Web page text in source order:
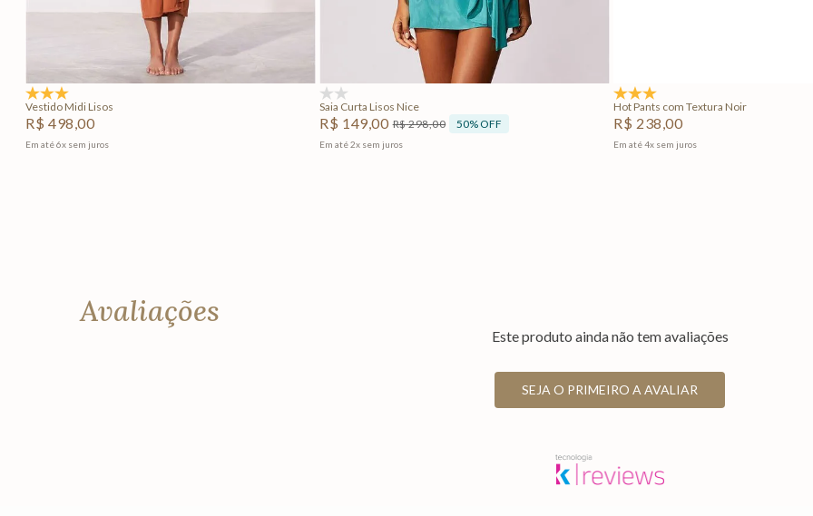
M G GG
Adicionar na sacola
Vestido Midi Lisos
R$ 498,00
Em até6x sem juros
P M G
Adicionar na sacola
Saia Curta Lisos Nice
R$ 149,00 R$298,00 50% OFF
Em até2x sem juros
Hot Pants com Textura Noir
R$ 238,00
Em até4x sem juros
Avaliações
Este produto ainda não tem avaliações
SEJA O PRIMEIRO A AVALIAR